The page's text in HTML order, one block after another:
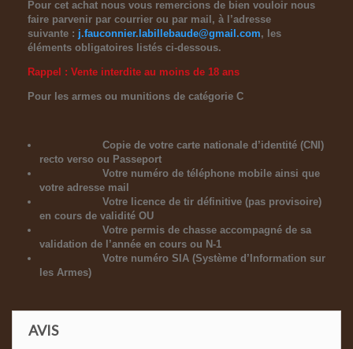
Pour cet achat nous vous remercions de bien vouloir nous
faire parvenir par courrier ou par mail, à l’adresse
suivante : j.fauconnier.labillebaude@gmail.com, les
éléments obligatoires listés ci-dessous.
Rappel : Vente interdite au moins de 18 ans
Pour les armes ou munitions de catégorie C
Copie de votre carte nationale d’identité (CNI)
recto verso ou Passeport
Votre numéro de téléphone mobile ainsi que
votre adresse mail
Votre licence de tir définitive (pas provisoire)
en cours de validité OU
Votre permis de chasse accompagné de sa
validation de l’année en cours ou N-1
Votre numéro SIA (Système d’Information sur
les Armes)
AVIS